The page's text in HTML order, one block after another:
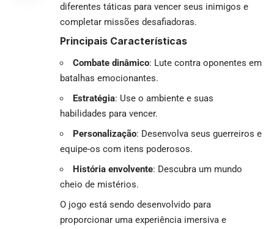
diferentes táticas para vencer seus inimigos e
completar missões desafiadoras.
Principais Características
Combate dinâmico: Lute contra oponentes em
batalhas emocionantes.
Estratégia: Use o ambiente e suas
habilidades para vencer.
Personalização: Desenvolva seus guerreiros e
equipe-os com itens poderosos.
História envolvente: Descubra um mundo
cheio de mistérios.
O jogo está sendo desenvolvido para
proporcionar uma experiência imersiva e